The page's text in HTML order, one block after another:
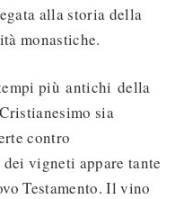
alla storia della
monastiche.
più antichi della
sia
contro
vigneti appare tante
Testamento. Il vino